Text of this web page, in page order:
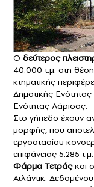
Ο δεύτερος
40.000 τ.μ. στη
κτηματικής
Δημοτικής
Ενότητας Λάρισας.
Στο γήπεδο έχουν
μορφής, που
εργοστασίου
επιφάνειας 5.285
Φάρμα Τετράςκαι
Ατλάντικ.